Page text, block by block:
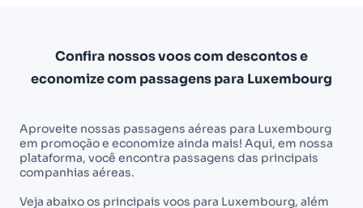
Confira nossos voos com descontos e
economize com passagens para Luxembourg
Aproveite nossas passagens aéreas para Luxembourg
em promoção e economize ainda mais! Aqui, em nossa
plataforma, você encontra passagens das principais
companhias aéreas.
Veja abaixo os principais voos para Luxembourg, além